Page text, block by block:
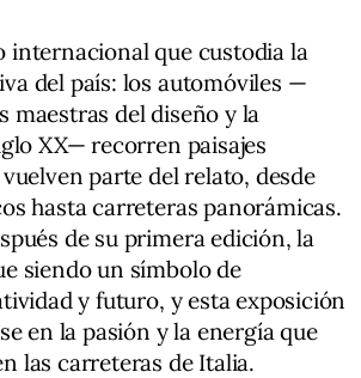
internacional que custodia la
del país: los automóviles —
maestras del diseño y la
XX— recorren paisajes
parte del relato, desde
hasta carreteras panorámicas.
de su primera edición, la
siendo un símbolo de
y futuro, y esta exposición
en la pasión y la energía que
las carreteras de Italia.